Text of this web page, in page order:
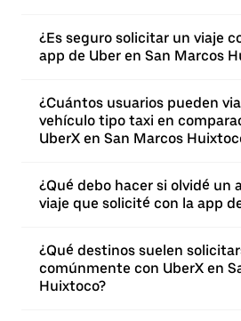
¿Es seguro solicitar un viaje
app de Uber en San Marcos
¿Cuántos usuarios pueden
vehículo tipo taxi en
UberX en San Marcos
¿Qué debo hacer si olvidé un
viaje que solicité con la app
¿Qué destinos suelen
comúnmente con UberX en
Huixtoco?